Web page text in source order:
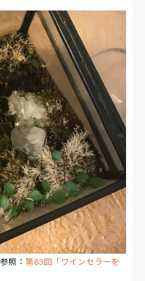
照：第83回「ワインセラーを